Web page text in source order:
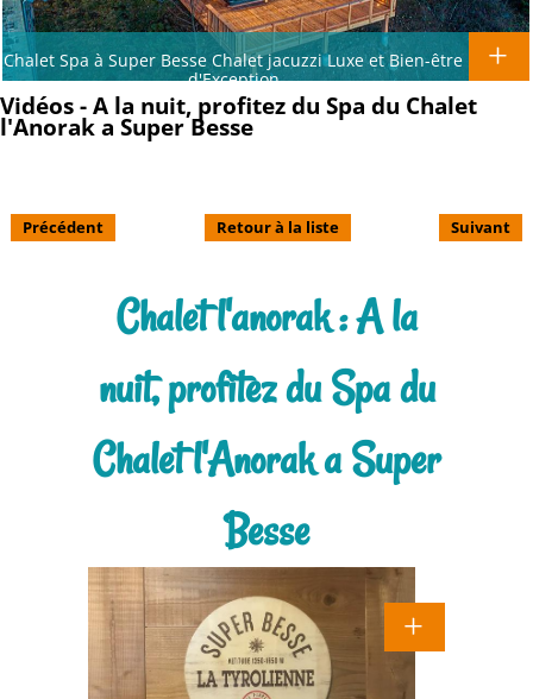
Chalet Spa à Super Besse Chalet jacuzzi Luxe et Bien-être
d'Exception
Vidéos - A la nuit, profitez du Spa du Chalet
l'Anorak a Super Besse
Précédent Retour à la liste Suivant
Chalet l'anorak : A la
nuit, profitez du Spa du
Chalet l'Anorak a Super
Besse